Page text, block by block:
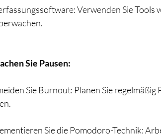
Verwenden Sie Tools
Sie Pausen:
Sie Burnout: Planen Sie
Sie die Pomodoro-Technik: